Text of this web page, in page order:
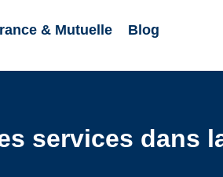
& Mutuelle Blog
services dans